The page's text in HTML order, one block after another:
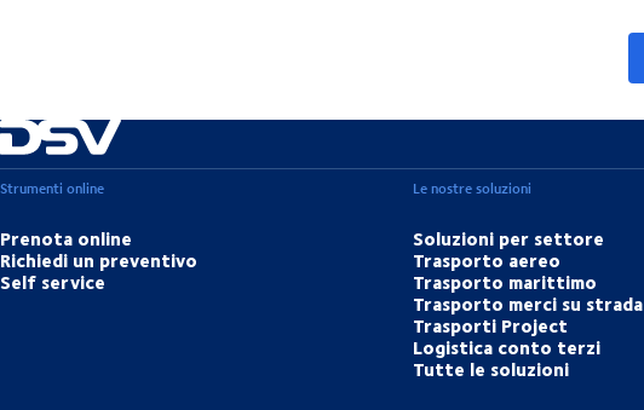
Strumenti online
Prenota online
Richiedi un preventivo
Self service
Le nostre soluzioni
Soluzioni per settore
Trasporto aereo
Trasporto marittimo
Trasporto merci su strada
Trasporti Project
Logistica conto terzi
Tutte le soluzioni